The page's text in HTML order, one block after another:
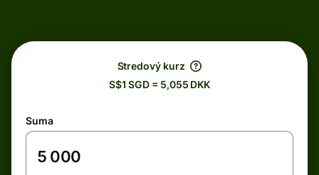
Stredový kurz
S$1 SGD = 5,055 DKK
Suma